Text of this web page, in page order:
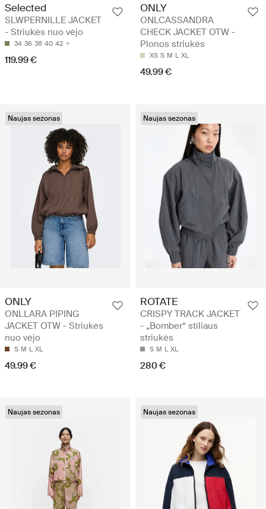
Selected
SLWPERNILLE JACKET
- Striukės nuo vėjo
34 36 38 40 42
119.99 €
ONLY
ONLCASSANDRA
CHECK JACKET OTW -
Plonos striukės
XS S M L XL
49.99 €
Naujas sezonas
ONLY
ONLLARA PIPING
JACKET OTW - Striukės
nuo vėjo
S M L XL
49.99 €
Naujas sezonas
ROTATE
CRISPY TRACK JACKET
- „Bomber“ stiliaus
striukės
S M L XL
280 €
Naujas sezonas Naujas sezonas